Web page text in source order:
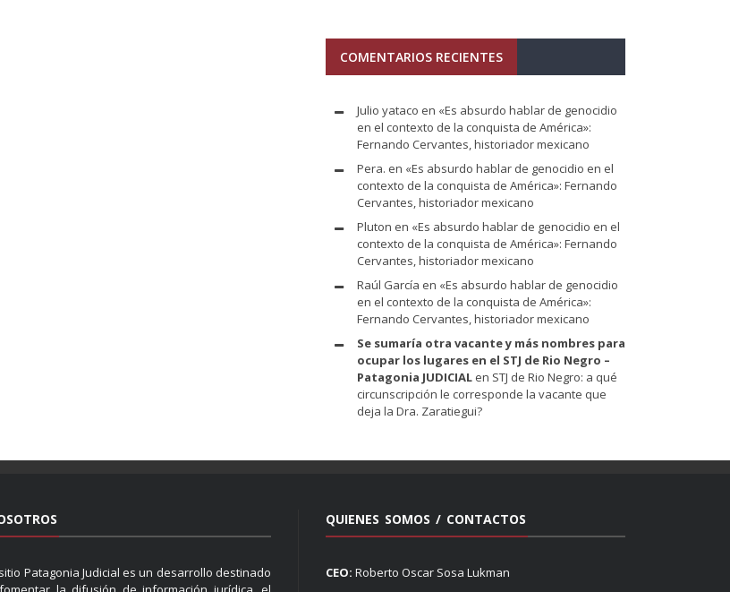
COMENTARIOS RECIENTES
Julio yataco en «Es absurdo hablar de genocidio
en el contexto de la conquista de América»:
Fernando Cervantes, historiador mexicano
Pera. en «Es absurdo hablar de genocidio en el
contexto de la conquista de América»: Fernando
Cervantes, historiador mexicano
Pluton en «Es absurdo hablar de genocidio en el
contexto de la conquista de América»: Fernando
Cervantes, historiador mexicano
Raúl García en «Es absurdo hablar de genocidio
en el contexto de la conquista de América»:
Fernando Cervantes, historiador mexicano
Se sumaría otra vacante y más nombres para
ocupar los lugares en el STJ de Rio Negro –
Patagonia JUDICIAL en STJ de Rio Negro: a qué
circunscripción le corresponde la vacante que
deja la Dra. Zaratiegui?
Patagonia Judicial es un desarrollo destinado
QUIENES SOMOS / CONTACTOS
CEO: Roberto Oscar Sosa Lukman